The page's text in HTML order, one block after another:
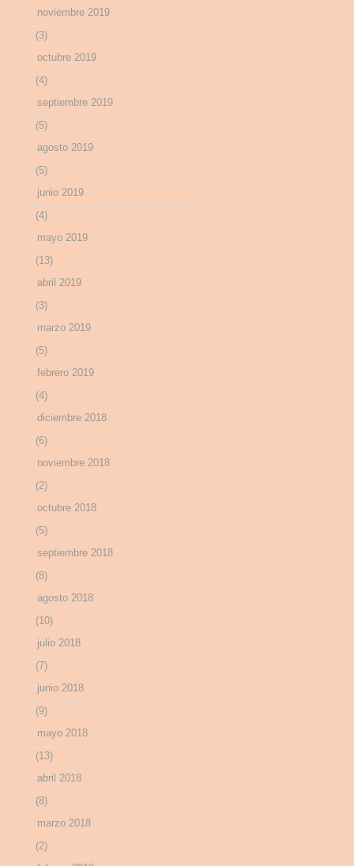
noviembre 2019
(3)
octubre 2019
(4)
septiembre 2019
(5)
agosto 2019
(5)
junio 2019
(4)
mayo 2019
(13)
abril 2019
(3)
marzo 2019
(5)
febrero 2019
(4)
diciembre 2018
(6)
noviembre 2018
(2)
octubre 2018
(5)
septiembre 2018
(8)
agosto 2018
(10)
julio 2018
(7)
junio 2018
(9)
mayo 2018
(13)
abril 2018
(8)
marzo 2018
(2)